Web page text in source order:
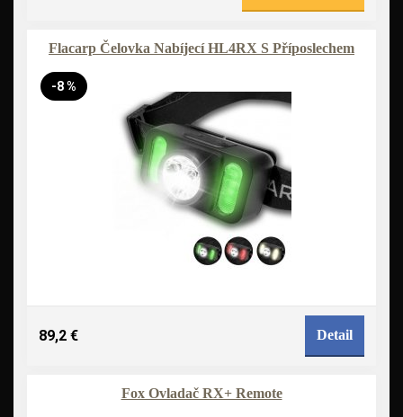
Flacarp Čelovka Nabíjecí HL4RX S Příposlechem
-8 %
89,2 € Detail
Fox Ovladač RX+ Remote